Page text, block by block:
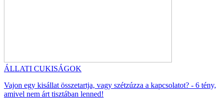
ÁLLATI CUKISÁGOK
Vajon egy kisállat összetartja, vagy szétzúzza a kapcsolatot? - 6 tény,
amivel nem árt tisztában lenned!